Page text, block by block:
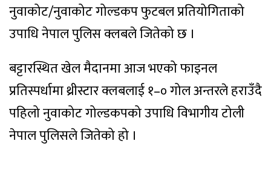
नुवाकोट/नुवाकोट गोल्डकप फुटबल प्रतियोगिताको
उपाधि नेपाल पुलिस क्लबले जितेको छ ।
बट्टारस्थित खेल मैदानमा आज भएको फाइनल
प्रतिस्पर्धामा थ्रीस्टार क्लबलाई १–० गोल अन्तरले हराउँदै
पहिलो नुवाकोट गोल्डकपको उपाधि विभागीय टोली
नेपाल पुलिसले जितेको हो ।